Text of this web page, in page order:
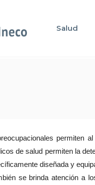
Salud
permiten
de salud permiten la
diseñada y
se brinda atención a